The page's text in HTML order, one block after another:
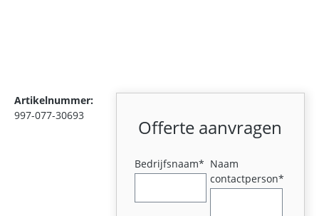
Artikelnummer:
997-077-30693
Offerte aanvragen
Bedrijfsnaam* Naam
contactperson*